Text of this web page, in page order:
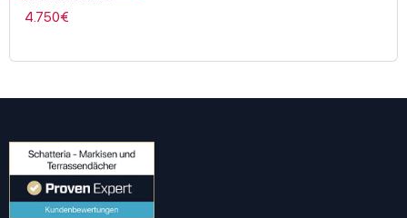
4.750€